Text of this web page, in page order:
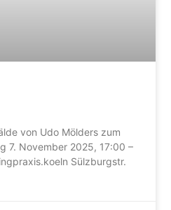
von Udo Mölders zum
7. November 2025, 17:00 –
Sülzburgstr.